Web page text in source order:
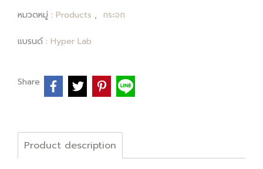
หมวดหมู่ : Products , กระจก
แบรนด์ : Hyper Lab
Share
Product description